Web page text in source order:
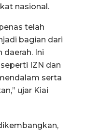
nasional.
telah
bagian dari
daerah. Ini
IZN dan
serta
ujar Kiai